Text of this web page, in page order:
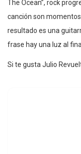
The Ocean”, rock
canción son
resultado es una
frase hay una luz al
Si te gusta Julio